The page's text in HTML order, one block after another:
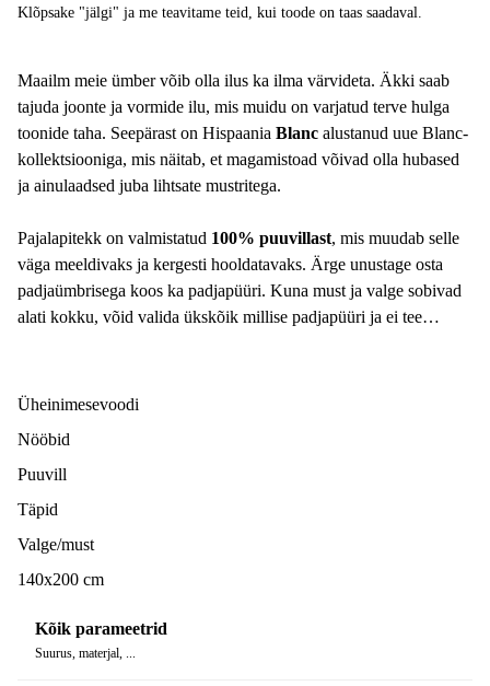
Klõpsake "jälgi" ja me teavitame teid, kui toode on taas saadaval.
Maailm meie ümber võib olla ilus ka ilma värvideta. Äkki saab
tajuda joonte ja vormide ilu, mis muidu on varjatud terve hulga
toonide taha. Seepärast on Hispaania Blanc alustanud uue Blanc-
kollektsiooniga, mis näitab, et magamistoad võivad olla hubased
ja ainulaadsed juba lihtsate mustritega.
Pajalapitekk on valmistatud 100% puuvillast, mis muudab selle
väga meeldivaks ja kergesti hooldatavaks. Ärge unustage osta
padjaümbrisega koos ka padjapüüri. Kuna must ja valge sobivad
alati kokku, võid valida ükskõik millise padjapüüri ja ei tee
Üheinimesevoodi
Nööbid
Puuvill
Täpid
Valge/must
140x200 cm
Kõik parameetrid
Suurus, materjal, ...